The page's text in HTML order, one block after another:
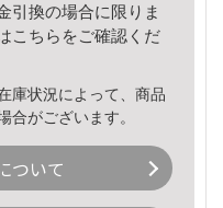
引換の場合に限りま
こちら をご確認くだ
庫状況によって、商品
合がございます。
ついて